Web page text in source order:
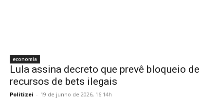
economia
Lula assina decreto que prevê bloqueio de
recursos de bets ilegais
Politizei - 19 de junho de 2026, 16:14h